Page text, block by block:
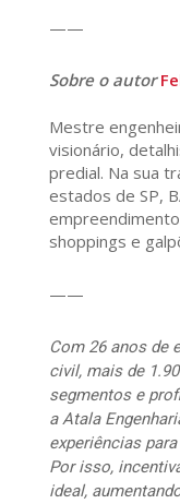
——
Sobre o autor
Mestre
visionário,
predial. Na sua
estados de SP,
shoppings e
——
Com 26 anos de
civil, mais de
segmentos e
a Atala
experiências
Por isso,
ideal,